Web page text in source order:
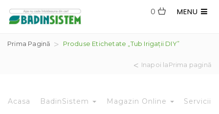
MENU
0
Prima Pagină Produse Etichetate „tub Irigații DIY”
Inapoi laPrima pagină
Acasa BadinSistem Magazin Online Servicii